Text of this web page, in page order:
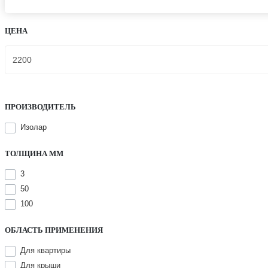
ЦЕНА
ПРОИЗВОДИТЕЛЬ
Изолар
ТОЛЩИНА ММ
3
50
100
ОБЛАСТЬ ПРИМЕНЕНИЯ
Для квартиры
Для крыши